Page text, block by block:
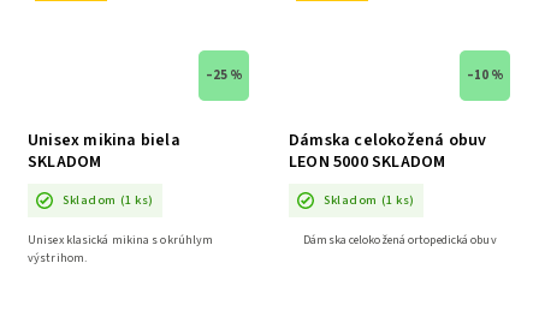
–25 %
Unisex mikina biela
SKLADOM
Skladom (1 ks)
Unisex klasická mikina s okrúhlym
výstrihom.
–10 %
Dámska celokožená obuv
LEON 5000 SKLADOM
Skladom (1 ks)
Dámska celokožená ortopedická obuv